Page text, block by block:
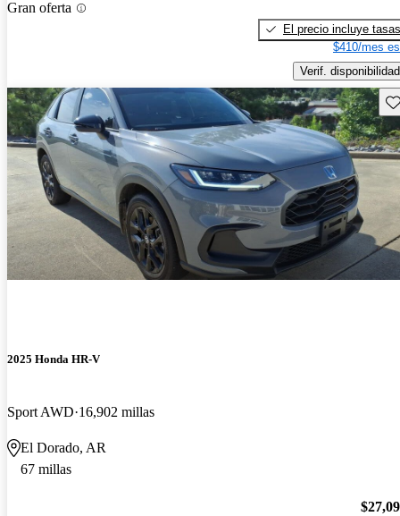
Gran oferta
El precio incluye tasas
$410/mes
Verif. disponibilidad
2025 Honda HR-V
Sport AWD 16,902 millas
El Dorado, AR
67 millas